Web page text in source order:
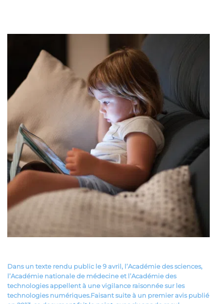
Dans un texte rendu public le 9 avril, l’Académie des sciences,
l’Académie nationale de médecine et l’Académie des
technologies appellent à une vigilance raisonnée sur les
technologies numériques.Faisant suite à un premier avis publié